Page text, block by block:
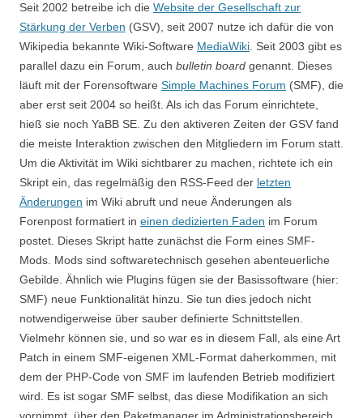
Seit 2002 betreibe ich die Website der Gesellschaft zur
Stärkung der Verben (GSV), seit 2007 nutze ich dafür die von
Wikipedia bekannte Wiki-Software MediaWiki . Seit 2003 gibt es
parallel dazu ein Forum, auch bulletin board genannt. Dieses
läuft mit der Forensoftware Simple Machines Forum (SMF), die
aber erst seit 2004 so heißt. Als ich das Forum einrichtete,
hieß sie noch YaBB SE. Zu den aktiveren Zeiten der GSV fand
die meiste Interaktion zwischen den Mitgliedern im Forum statt.
Um die Aktivität im Wiki sichtbarer zu machen, richtete ich ein
Skript ein, das regelmäßig den RSS-Feed der letzten
Änderungen im Wiki abruft und neue Änderungen als
Forenpost formatiert in einen dedizierten Faden im Forum
postet. Dieses Skript hatte zunächst die Form eines SMF-
Mods. Mods sind softwaretechnisch gesehen abenteuerliche
Gebilde. Ähnlich wie Plugins fügen sie der Basissoftware (hier:
SMF) neue Funktionalität hinzu. Sie tun dies jedoch nicht
notwendigerweise über sauber definierte Schnittstellen.
Vielmehr können sie, und so war es in diesem Fall, als eine Art
Patch in einem SMF-eigenen XML-Format daherkommen, mit
dem der PHP-Code von SMF im laufenden Betrieb modifiziert
wird. Es ist sogar SMF selbst, das diese Modifikation an sich